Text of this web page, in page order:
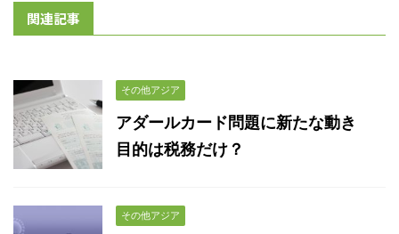
関連記事
その他アジア
アダールカード問題に新たな動き
目的は税務だけ？
その他アジア